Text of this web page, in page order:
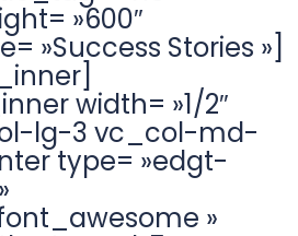
»600″
»Success Stories »]
width= »1/2″
lg-3 vc_col-md-
type= »edgt-
»